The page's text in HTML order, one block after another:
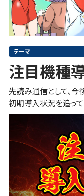
テーマ
注目機種
先読み通信として、今
初期導入状況を追って